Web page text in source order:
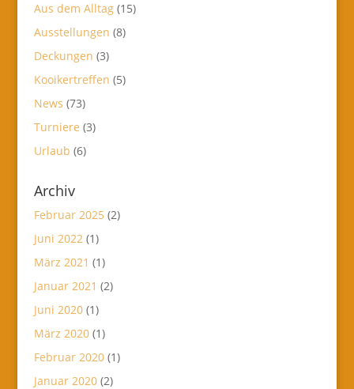
Aus dem Alltag(15)
Ausstellungen (8)
Deckungen (3)
Kooikertreffen (5)
News (73)
Turniere (3)
Urlaub (6)
Archiv
Februar 2025 (2)
Juni 2022(1)
März 2021 (1)
Januar 2021 (2)
Juni 2020(1)
März 2020(1)
Februar 2020(1)
Januar 2020(2)